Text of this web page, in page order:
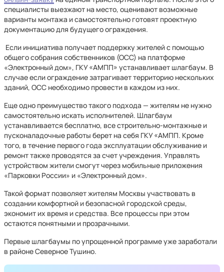
специалисты выезжают на место, оценивают возможные
варианты монтажа и самостоятельно готовят проектную
документацию для будущего ограждения.
Если инициатива получает поддержку жителей с помощью
общего собрания собственников (ОСС) на платформе
«Электронный дом», ГКУ «АМПП» устанавливает шлагбаум. В
случае если ограждение затрагивает территорию нескольких
зданий, ОСС необходимо провести в каждом из них.
Еще одно преимущество такого подхода — жителям не нужно
самостоятельно искать исполнителей. Шлагбаум
устанавливается бесплатно, все строительно-монтажные и
пусконаладочные работы берет на себя ГКУ «АМПП. Кроме
того, в течение первого года эксплуатации обслуживание и
ремонт также проводятся за счет учреждения. Управлять
устройством жители смогут через мобильные приложения
«Парковки России» и «Электронный дом».
Такой формат позволяет жителям Москвы участвовать в
создании комфортной и безопасной городской среды,
экономит их время и средства. Все процессы при этом
остаются понятными и прозрачными.
Первые шлагбаумы по упрощенной программе уже заработали
в районе Северное Тушино.